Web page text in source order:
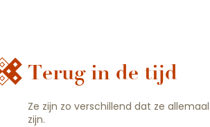
Terug in de tijd
Ze zijn zo verschillend dat ze
zijn.